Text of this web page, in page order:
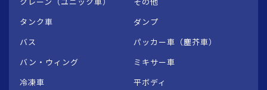
タンク車
ダンプ
バス
パッカー車（塵芥車）
バン・ウィング
ミキサー車
冷凍車
平ボディ